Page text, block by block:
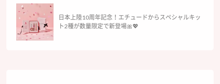
日本上陸10周年記念！エチュードからスペシャルキッ
ト2種が数量限定で新登場🎀💖